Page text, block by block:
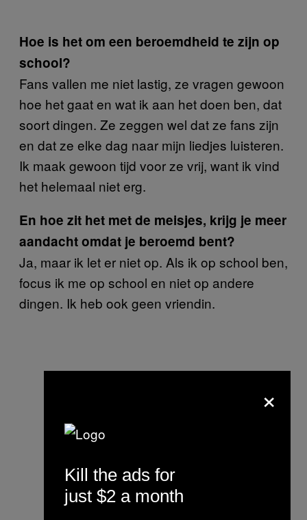
Hoe is het om een beroemdheid te zijn op
school?
Fans vallen me niet lastig, ze vragen gewoon
hoe het gaat en wat ik aan het doen ben, dat
soort dingen. Ze zeggen wel dat ze fans zijn
en dat ze elke dag naar mijn liedjes luisteren.
Ik maak gewoon tijd voor ze vrij, want ik vind
het helemaal niet erg.
En hoe zit het met de meisjes, krijg je meer
aandacht omdat je beroemd bent?
Ja, maar ik let er niet op. Als ik op school ben,
focus ik me op school en niet op andere
dingen. Ik heb ook geen vriendin.
×
Kill the ads for
just $2 a month